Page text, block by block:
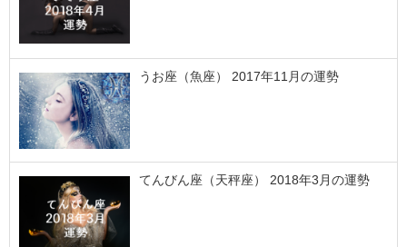
うお座（魚座） 2017年11月の運勢
てんびん座（天秤座） 2018年3月の運勢